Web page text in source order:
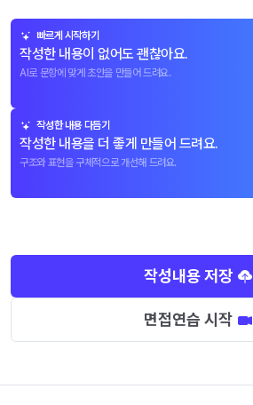
빠르게 시작하기
작성한 내용이 없어도 괜찮아요.
AI로 문항에 맞게 초안을 만들어 드려요.
작성한 내용 다듬기
작성한 내용을 더 좋게 만들어 드려요.
구조와 표현을 구체적으로 개선해 드려요.
작성내용 저장
면접연습 시작